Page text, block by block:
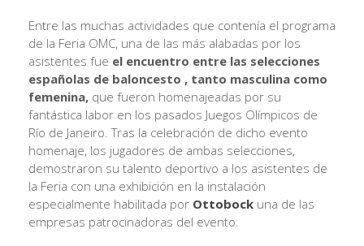
Entre las muchas actividades que contenía el programa
de la Feria OMC, una de las más alabadas por los
asistentes fue el encuentro entre las selecciones
españolas de baloncesto , tanto masculina como
femenina, que fueron homenajeadas por su
fantástica labor en los pasados Juegos Olímpicos de
Río de Janeiro. Tras la celebración de dicho evento
homenaje, los jugadores de ambas selecciones,
demostraron su talento deportivo a los asistentes de
la Feria con una exhibición en la instalación
especialmente habilitada por Ottobock una de las
empresas patrocinadoras del evento.